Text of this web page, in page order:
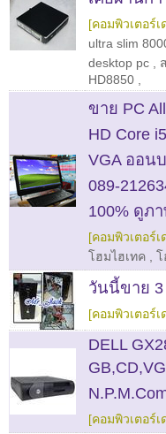
[คอมพิวเตอร์
ultra slim
desktop pc
HD8850
ขาย PC
HD Core
VGA ออน
089-
100% ดูภ
[คอมพิวเตอร์
โฮมไฮเทค
โ
วันนี้ขาย 3
[คอมพิวเตอร์
DELL
[คอมพิวเตอร์